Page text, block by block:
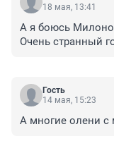
18 мая, 13:41
А я боюсь
Очень странный
Гость
14 мая, 15:23
А многие олени с